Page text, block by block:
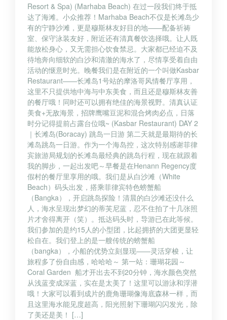
Resort & Spa) (Marhaba Beach) 在过一段我们终于抵
达了海滩。小众推荐！Marhaba Beach不仅是长滩岛少
有的宁静沙滩，更是穆斯林友好目的地——配备祈祷
室、保守泳装友好，附近还有清真餐饮选择哦。让人既
能放松身心，又无需担心饮食禁忌。大家都已经迫不及
待地奔向细软的白沙和清澈的海水了，尽情享受着自由
活动的惬意时光。晚餐我们是在附近的一个叫做Kasbar
Restaurant——长滩岛1号站的摩洛哥风情餐厅享用，
这里不只提供地中海与中东美食，而且还是穆斯林友善
的餐厅哦！同时还可以拥有绝佳的海景视野。清真认证
美食+无敌海景，招牌鹰嘴豆泥和混合烤肉必点，日落
时分记得提前占露台位哦~ (Kasbar Restaurant) DAY 2
｜长滩岛(Boracay) 跳岛一日游 第二天就是最期待的长
滩岛跳岛一日游。作为一个海岛控，这次特别感谢菲律
宾旅游局规划的长滩岛最经典的跳岛行程，现在就跟着
我的脚步，一起出发吧～早餐是在Henann Regency度
假村的餐厅里享用的哦。我们是从白沙滩（White
Beach）码头出发，搭乘菲律宾特色螃蟹船
（Bangka），开启跳岛探险！清晨的白沙滩还没什么
人，海水呈现出梦幻的蒂芙尼蓝，忍不住拍了十几张照
片才舍得离开（笑）。抵达码头时，导游已在此等候。
我们参加的是约15人的小型团，比起拥挤的大团更显轻
松自在。我们登上的是一艘传统的螃蟹船
（bangka），小船的优势立刻显现——灵活穿梭，让
旅程多了份自由感，哈哈哈～ 第一站：珊瑚花园～
Coral Garden 船才开出去不到20分钟，海水颜色突然
从浅蓝变成深蓝，实在是太美了！这里可以游泳和浮潜
哦！大家可以看到成片的鹿角珊瑚像海底森林一样，而
且这里海水能见度超高，阳光照射下珊瑚闪闪发光，除
了美还是美！ […]